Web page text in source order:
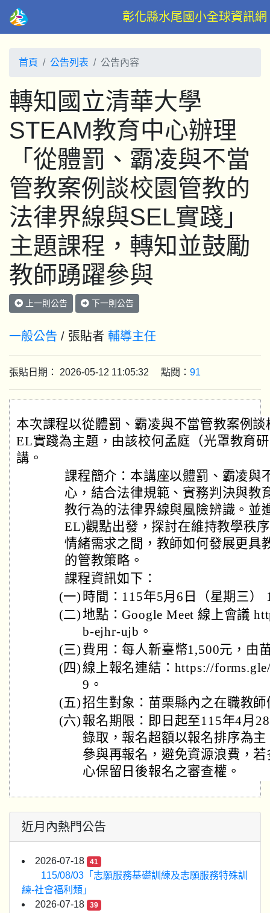
彰化縣水尾國小全球資訊網
首頁 公告列表 公告內容
轉知國立清華大學
STEAM教育中心辦理
「從體罰、霸凌與不當
管教案例談校園管教的
法律界線與SEL實踐」
主題課程，轉知並鼓勵
教師踴躍參與
上一則公告 下一則公告
一般公告 / 張貼者 輔導主任
張貼日期： 2026-05-12 11:05:32 點閱： 91
本次課程以從體罰、霸凌與不當管教案例
EL實踐為主題，由該校何孟庭（光罩教育
講。
課程簡介：本講座以體罰、霸凌與
心，結合法律規範、實務判決與教
教行為的法律界線與風險辨識。並
EL)觀點出發，探討在維持教學秩
情緒需求之間，教師如何發展更具
的管教策略。
課程資訊如下：
(一) 時間：115年5月6日（星期三）
(二)地點：Google Meet 線上會議
b-ejhr-ujb。
(三) 費用：每人新臺幣1,500元，由
(四)線上報名連結：https://
9。
(五)招生對象：苗栗縣內之在職教師
(六) 報名期限：即日起至115年4月
錄取，報名超額以報名排序為
參與再報名，避免資源浪費，
心保留日後報名之審查權。
近月內熱門公告
2026-07-18 41
115/08/03「志願服務基礎訓練及志願服務特殊訓
練-社會福利類」
2026-07-18
39